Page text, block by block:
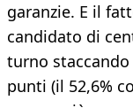
garanzie. E il
candidato di
turno
punti (il 52,6%